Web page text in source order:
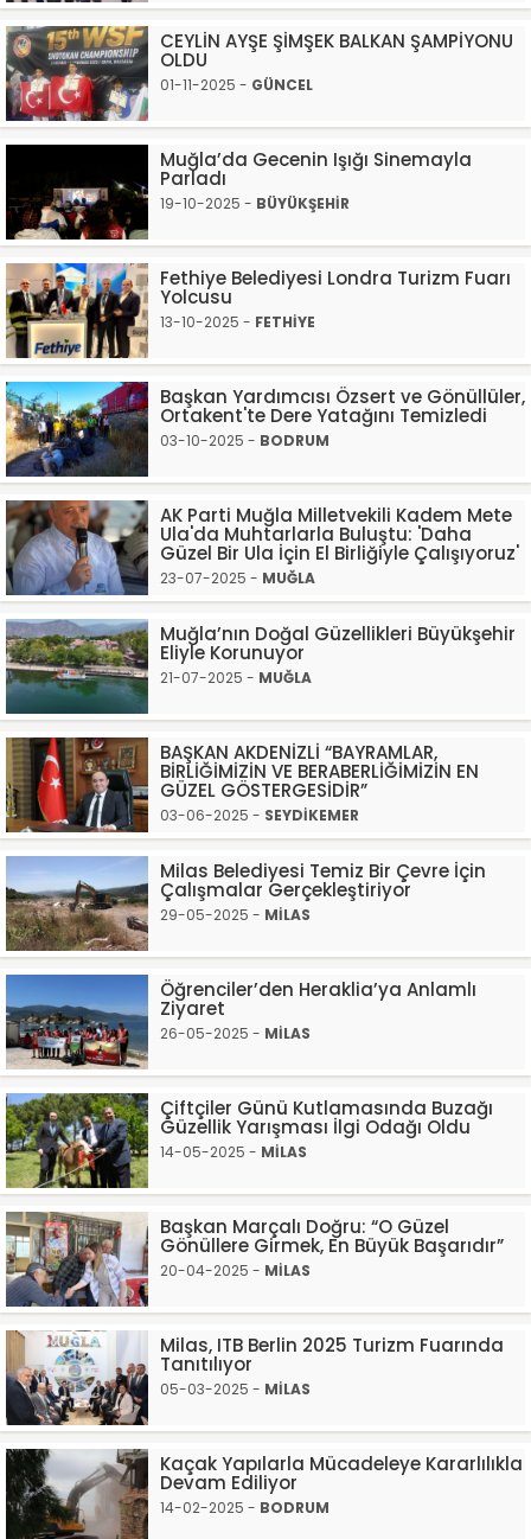
CEYLİN AYŞE ŞİMŞEK BALKAN ŞAMPİYONU
OLDU
01-11-2025 - GÜNCEL
Muğla’da Gecenin Işığı Sinemayla
Parladı
19-10-2025 - BÜYÜKŞEHİR
Fethiye Belediyesi Londra Turizm Fuarı
Yolcusu
13-10-2025 - FETHİYE
Başkan Yardımcısı Özsert ve Gönüllüler,
Ortakent'te Dere Yatağını Temizledi
03-10-2025 - BODRUM
AK Parti Muğla Milletvekili Kadem Mete
Ula'da Muhtarlarla Buluştu: 'Daha
Güzel Bir Ula İçin El Birliğiyle Çalışıyoruz'
23-07-2025 - MUĞLA
Muğla’nın Doğal Güzellikleri Büyükşehir
Eliyle Korunuyor
21-07-2025 - MUĞLA
BAŞKAN AKDENİZLİ “BAYRAMLAR,
BİRLİĞİMİZİN VE BERABERLİĞİMİZİN EN
GÜZEL GÖSTERGESİDİR”
03-06-2025 - SEYDİKEMER
Milas Belediyesi Temiz Bir Çevre İçin
Çalışmalar Gerçekleştiriyor
29-05-2025 - MİLAS
Öğrenciler’den Heraklia’ya Anlamlı
Ziyaret
26-05-2025 - MİLAS
Çiftçiler Günü Kutlamasında Buzağı
Güzellik Yarışması İlgi Odağı Oldu
14-05-2025 - MİLAS
Başkan Marçalı Doğru: “O Güzel
Gönüllere Girmek, En Büyük Başarıdır”
20-04-2025 - MİLAS
Milas, ITB Berlin 2025 Turizm Fuarında
Tanıtılıyor
05-03-2025 - MİLAS
Kaçak Yapılarla Mücadeleye Kararlılıkla
Devam Ediliyor
14-02-2025 - BODRUM